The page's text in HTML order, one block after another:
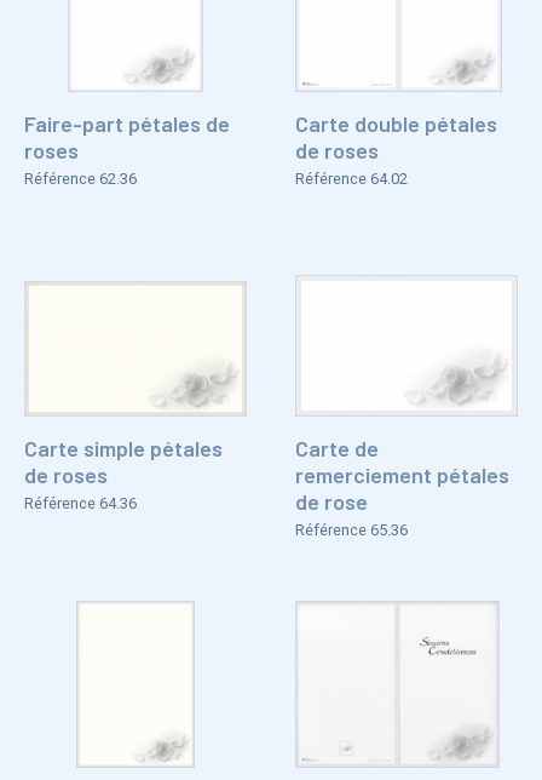
Faire-part pétales de
roses
Référence 62.36
Carte double pétales
de roses
Référence 64.02
Carte simple pétales
de roses
Référence 64.36
Carte de
remerciement pétales
de rose
Référence 65.36